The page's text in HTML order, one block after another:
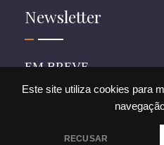
Este site utiliza cookies para
RECUSAR
Newsletter
EM BREVE
© 2026